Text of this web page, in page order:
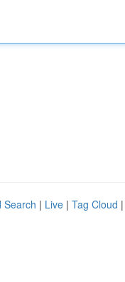
Search | Live | Tag Cloud |